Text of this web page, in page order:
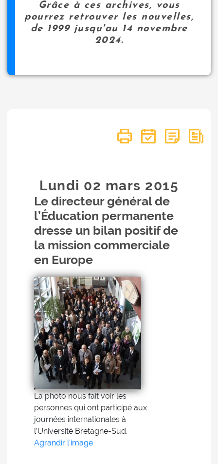
Grâce à ces archives, vous
pourrez retrouver les nouvelles,
de 1999 jusqu'au 14 novembre
2024.
Lundi 02 mars 2015
Le directeur général de
l’Éducation permanente
dresse un bilan positif de
la mission commerciale
en Europe
La photo nous fait voir les
personnes qui ont participé aux
journées internationales à
l’Université Bretagne-Sud.
Agrandir l'image